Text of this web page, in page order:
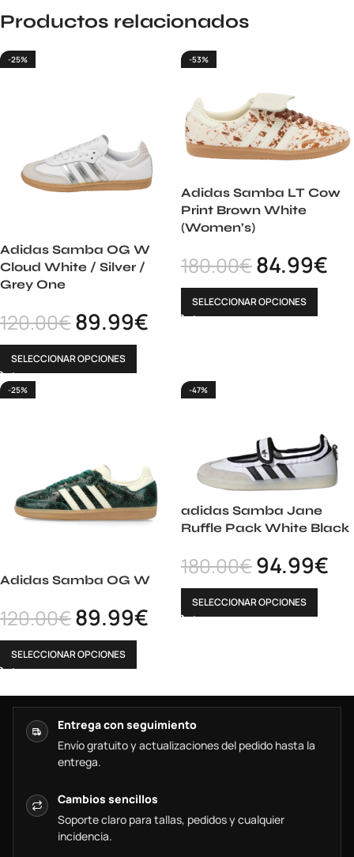
Productos relacionados
-25%
Adidas Samba OG W
Cloud White / Silver /
Grey One
120.00€89.99€
SELECCIONAR OPCIONES
-53%
Adidas Samba LT Cow
Print Brown White
(Women’s)
180.00€84.99€
SELECCIONAR OPCIONES
-25%
Adidas Samba OG W
120.00€89.99€
SELECCIONAR OPCIONES
-47%
adidas Samba Jane
Ruffle Pack White Black
180.00€94.99€
SELECCIONAR OPCIONES
Entrega con seguimiento
Envío gratuito y actualizaciones del pedido hasta la
entrega.
Cambios sencillos
Soporte claro para tallas, pedidos y cualquier
incidencia.